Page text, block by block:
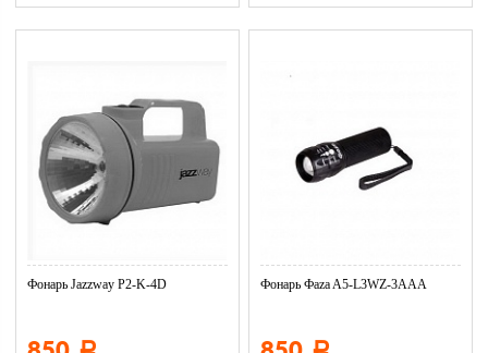
Фонарь Jazzway P2-K-4D Фонарь Фaza A5-L3WZ-3AAA